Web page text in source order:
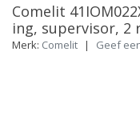
Comelit
ing, supervisor, 2
Merk: Comelit | Geef